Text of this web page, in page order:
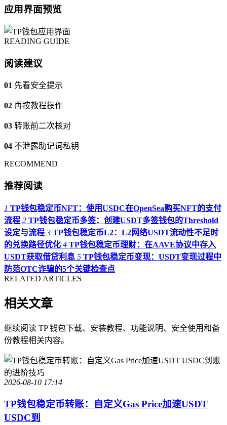
应用界面预览
READING GUIDE
阅读建议
01 先看安全提示
02 再按教程操作
03 转账前二次核对
04 不泄露助记词私钥
RECOMMEND
推荐阅读
1 TP钱包稳定币NFT：使用USDC在OpenSea购买NFT的支付
流程 2 TP钱包稳定币多签：创建USDT多签钱包的Threshold
设定与流程 3 TP钱包稳定币L2：L2网络USDT流动性不足时
的兑换路径优化 4 TP钱包稳定币理财：在AAVE协议中存入
USDT获取借贷利息 5 TP钱包稳定币变现：USDT变现过程中
防范OTC诈骗的5个关键检查点
RELATED ARTICLES
相关文章
继续阅读 TP 钱包下载、安装教程、功能说明、安全使用和备
份教程相关内容。
2026-08-10 17:14
TP钱包稳定币转账：自定义Gas Price加速USDT
USDC到